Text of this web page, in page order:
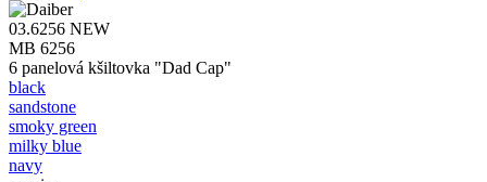
03.6256 NEW
MB 6256
6 panelová kšiltovka "Dad Cap"
black
sandstone
smoky green
milky blue
navy